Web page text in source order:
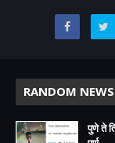
RANDOM NEWS
पुणे ते